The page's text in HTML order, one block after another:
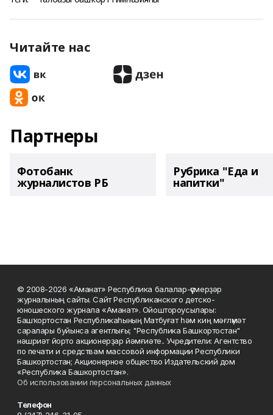
Читайте нас
Партнеры
Фотобанк
журналистов РБ
Рубрика "Еда и
напитки"
© 2008-2026 «Аманат» Республика балалар-үҫмерҙәр
журналының сайты. Сайт Республиканского детско-
юношеского журнала «Аманат». Ойоштороусылары:
Башҡортостан Республикаһының Матбуғат һәм киң мәғлүмәт
саралары буйынса агентлығы; "Республика Башкортостан"
нәшриәт йорто акционерҙар йәмғиәте.. Учредители: Агентство
по печати и средствам массовой информации Республики
Башкортостан; Акционерное общество Издательский дом
«Республика Башкортостан».
Об использовании персональных данных
Телефон